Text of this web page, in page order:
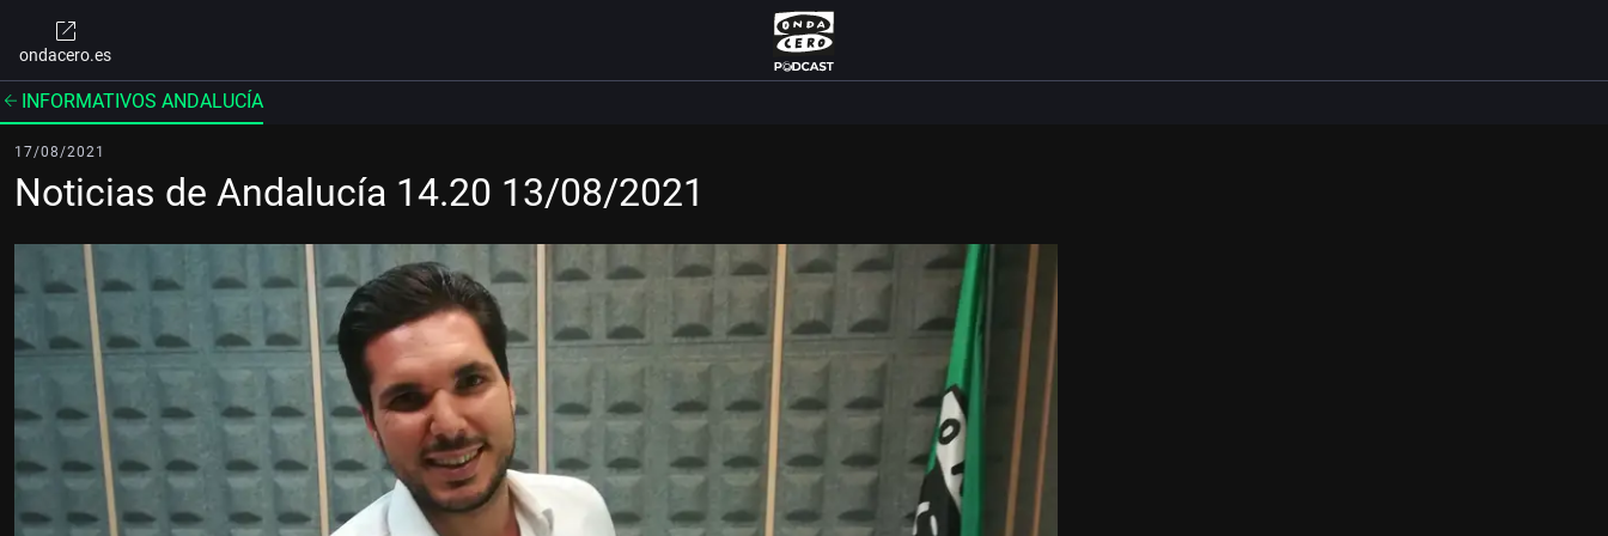
ondacero.es
INFORMATIVOS ANDALUCÍA
17/08/2021
Noticias de Andalucía 14.20 13/08/2021